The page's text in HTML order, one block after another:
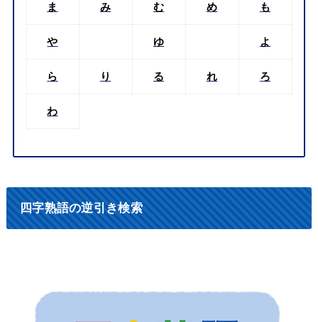
ま み む め も
や ゆ よ
ら り る れ ろ
わ
四字熟語の逆引き検索